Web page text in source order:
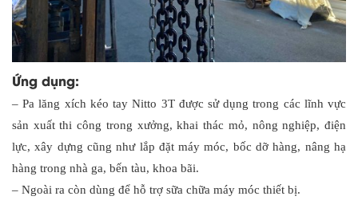
Ứng dụng:
– Pa lăng xích kéo tay Nitto 3T được sử dụng trong các lĩnh vực
sản xuất thi công trong xưởng, khai thác mỏ, nông nghiệp, điện
lực, xây dựng cũng như lắp đặt máy móc, bốc dỡ hàng, nâng hạ
hàng trong nhà ga, bến tàu, khoa bãi.
– Ngoài ra còn dùng để hỗ trợ sữa chữa máy móc thiết bị.